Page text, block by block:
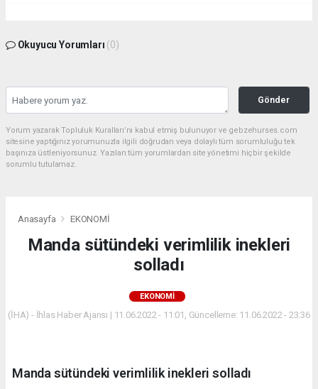
Okuyucu Yorumları (0)
Gönder
Yorum yazarak Topluluk Kuralları’nı kabul etmiş bulunuyor ve gebzehurses.com
sitesine yaptığınız yorumunuzla ilgili doğrudan veya dolaylı tüm sorumluluğu tek
başınıza üstleniyorsunuz. Yazılan tüm yorumlardan site yönetimi hiçbir şekilde
sorumlu tutulamaz.
Anasayfa EKONOMİ
Manda sütündeki verimlilik inekleri
solladı
EKONOMİ
(İHA) - İhlas Haber Ajansı | 11.06.2022 - 11:01, Güncelleme: 11.06.2022 - 23:36
Manda sütündeki verimlilik inekleri solladı